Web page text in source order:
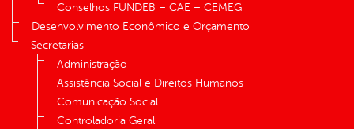
Conselhos FUNDEB – CAE – CEMEG
Desenvolvimento Econômico e Orçamento
Secretarias
Administração
Assistência Social e Direitos Humanos
Comunicação Social
Controladoria Geral